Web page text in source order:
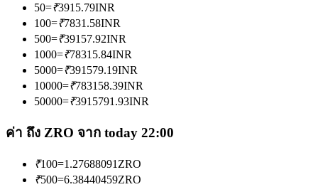
50=₹3915.79INR
100=₹7831.58INR
500=₹39157.92INR
1000=₹78315.84INR
5000=₹391579.19INR
10000=₹783158.39INR
50000=₹3915791.93INR
ค่า ถึง ZRO จาก today 22:00
₹100=1.27688091 ZRO
₹500=6.38440459ZRO